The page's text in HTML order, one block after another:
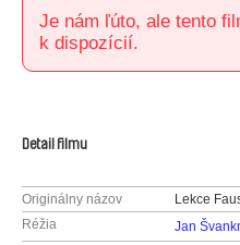
Je nám ľúto, ale tento
k dispozícií.
Detail filmu
Originálny názov
Lekce
Réžia
Jan